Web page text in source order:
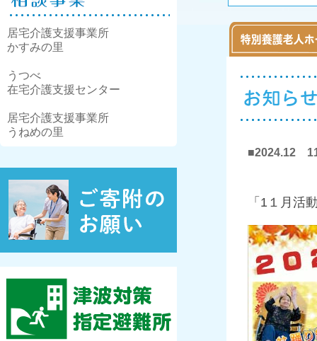
居宅介護支援事業所
かすみの里
うつべ
在宅介護支援センター
居宅介護支援事業所
うねめの里
■2024.12 11
「1１月活